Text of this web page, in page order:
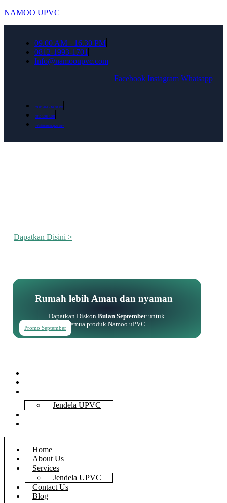
NAMOO UPVC
09.00 AM - 16.30 PM
0812-1993-1701
Info@namooupvc.com
Facebook Instagram Whatsapp
09.00 AM - 16.30 PM
0812-1993-1701
Info@namooupvc.com
Dapatkan Disini >
Rumah lebih Aman dan nyaman
Dapatkan DiskonBulan September untuk
semua produk Namoo uPVC
Promo September
Jendela UPVC
Home
About Us
Services
Jendela UPVC
Contact Us
Blog